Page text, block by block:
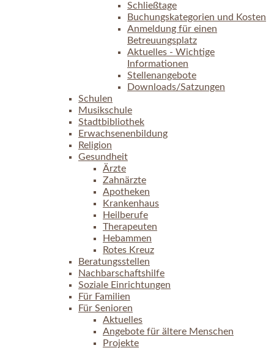
Schließtage
Buchungskategorien und Kosten
Anmeldung für einen
Betreuungsplatz
Aktuelles - Wichtige
Informationen
Stellenangebote
Downloads/Satzungen
Schulen
Musikschule
Stadtbibliothek
Erwachsenenbildung
Religion
Gesundheit
Ärzte
Zahnärzte
Apotheken
Krankenhaus
Heilberufe
Therapeuten
Hebammen
Rotes Kreuz
Beratungsstellen
Nachbarschaftshilfe
Soziale Einrichtungen
Für Familien
Für Senioren
Aktuelles
Angebote für ältere Menschen
Projekte